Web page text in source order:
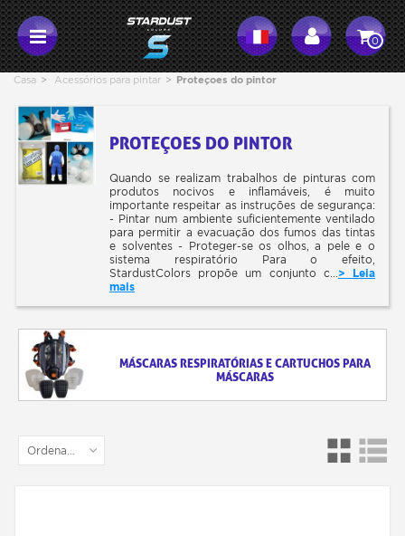
0
Casa > Acessórios para pintar > Proteçoes do pintor
PROTEÇOES DO PINTOR
Quando se realizam trabalhos de pinturas com
produtos nocivos e inflamáveis, é muito
importante respeitar as instruções de segurança:
- Pintar num ambiente suficientemente ventilado
para permitir a evacuação dos fumos das tintas
e solventes - Proteger-se os olhos, a pele e o
sistema respiratório Para o efeito,
StardustColors propõe um conjunto c...> Leia
mais
MÁSCARAS RESPIRATÓRIAS E CARTUCHOS PARA
MÁSCARAS
Ordenar por